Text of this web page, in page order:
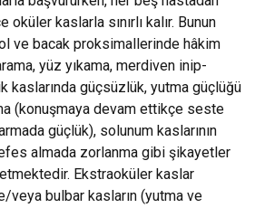
oküler kaslarla sınırlı kalır. Bunun
ve bacak proksimallerinde hâkim
yüz yıkama, merdiven inip-
kaslarında güçsüzlük, yutma güçlüğü
(konuşmaya devam ettikçe seste
güçlük), solunum kaslarının
almada zorlanma gibi şikayetler
Ekstraoküler kaslar
veya bulbar kasların (yutma ve